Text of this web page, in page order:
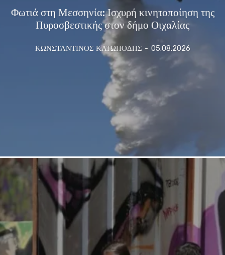
Φωτιά στη Μεσσηνία: Ισχυρή κινητοποίηση της
Πυροσβεστικής στον δήμο Οιχαλίας
ΚΩΝΣΤΑΝΤΙΝΟΣ ΚΑΤΩΠΟΔΗΣ - 05.08.2026